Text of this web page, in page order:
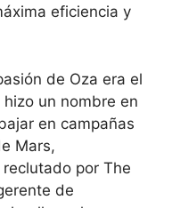
eficiencia y
de Oza era el
un nombre en
en campañas
Mars,
por The
de